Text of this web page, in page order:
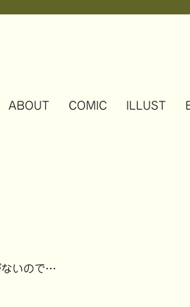
ABOUT COMIC ILLUST
いので…